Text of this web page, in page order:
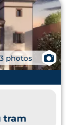
3 photos
📷
tram